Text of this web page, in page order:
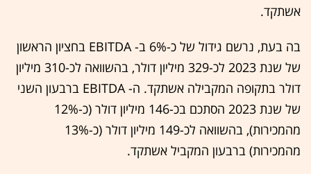
אשתקד.
בה בעת, נרשם גידול של כ-6% ב- EBITDA בחציון הראשון
של שנת 2023 לכ-329 מיליון דולר, בהשוואה לכ-310 מיליון
דולר בתקופה המקבילה אשתקד. ה- EBITDA ברבעון השני
של שנת 2023 הסתכם בכ-146 מיליון דולר (כ-12%
מהמכירות), בהשוואה לכ-149 מיליון דולר (כ-13%
מהמכירות) ברבעון המקביל אשתקד.